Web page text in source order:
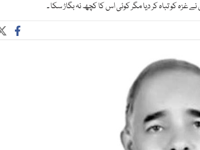
غزہ کو تباہ کر دیا مگر کوئی اس کا کچھ نہ بگاڑ سکا ۔